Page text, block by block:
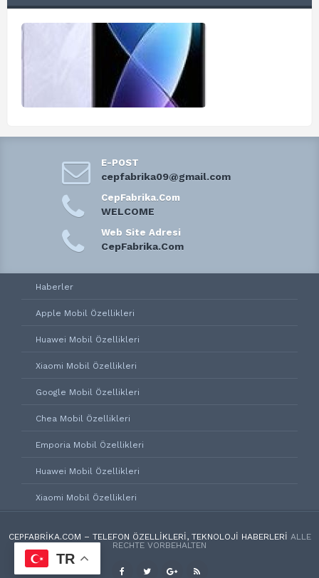
E-POST
cepfabrika09@gmail.com
CepFabrika.Com
WELCOME
Web Site Adresi
CepFabrika.Com
Haberler
Apple Mobil Özellikleri
Huawei Mobil Özellikleri
Xiaomi Mobil Özellikleri
Google Mobil Özellikleri
Chea Mobil Özellikleri
Emporia Mobil Özellikleri
Huawei Mobil Özellikleri
Xiaomi Mobil Özellikleri
CEPFABRIKA.COM – TELEFON ÖZELLIKLERI, TEKNOLOJI HABERLERI ALLE
RECHTE VORBEHALTEN
TR